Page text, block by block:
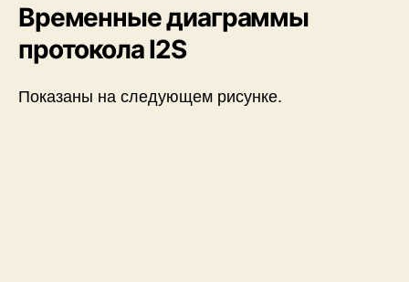
Временные диаграммы
протокола I2S
Показаны на следующем рисунке.